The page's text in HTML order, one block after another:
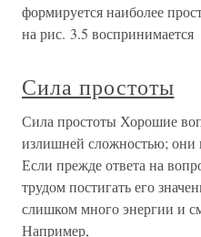
формируется наиболее
на рис. 3.5 воспринимается
Сила простоты
Сила простоты Хорошие
излишней сложностью; они
Если прежде ответа на
трудом постигать его
слишком много энергии и
Например,